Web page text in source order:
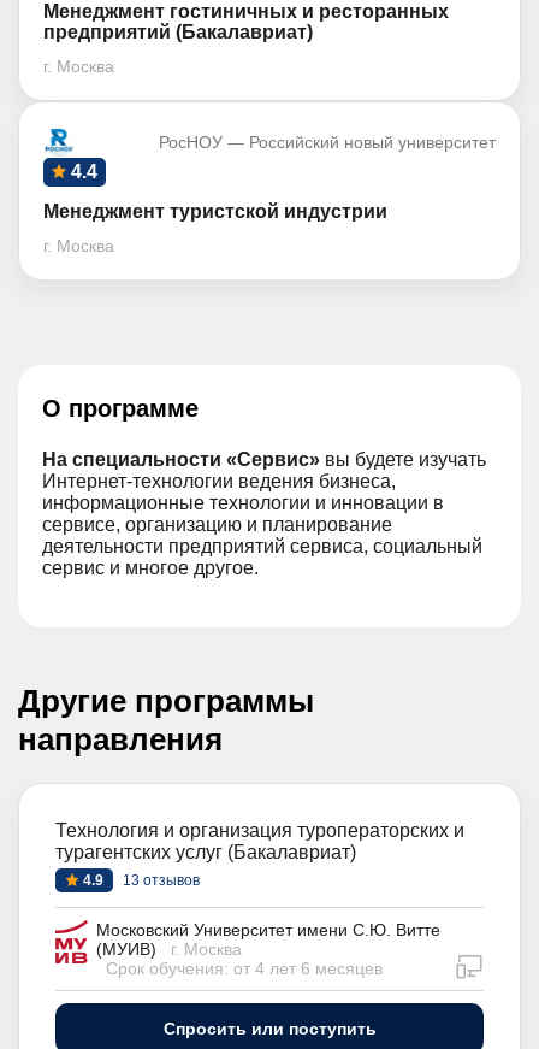
Менеджмент гостиничных и ресторанных
предприятий (Бакалавриат)
г. Москва
РосНОУ — Российский новый университет
4.4
Менеджмент туристской индустрии
г. Москва
О программе
На специальности «Сервис» вы будете изучать
Интернет-технологии ведения бизнеса,
информационные технологии и инновации в
сервисе, организацию и планирование
деятельности предприятий сервиса, социальный
сервис и многое другое.
Другие программы
направления
Технология и организация туроператорских и
турагентских услуг (Бакалавриат)
4.9 13 отзывов
Московский Университет имени С.Ю. Витте
(МУИВ)
г. Москва
Срок обучения: от 4 лет 6 месяцев
Спросить или поступить